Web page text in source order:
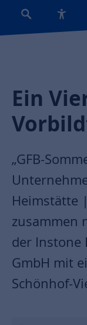
Ein
„GFB-
Heimstätte
zusammen
der Instone
GmbH mit
Schönhof-